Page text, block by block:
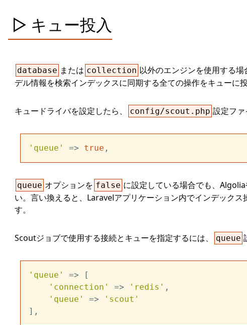
キュー投入
database または collection 以外のエンジンを使用する
デル情報を検索インデックスに同期する全ての操作をキューに
キュードライバを設定したら、 config/scout.php 設定フ
'queue' => true
queue オプションを false に設定している場合でも、
い。言い換えると、Laravelアプリケーション内でインデック
す。
Scoutジョブで使用する接続とキューを指定するには、 queue
'queue'
=> [
'connection'
=> 'redis' ,
'queue'
=>
'scout'